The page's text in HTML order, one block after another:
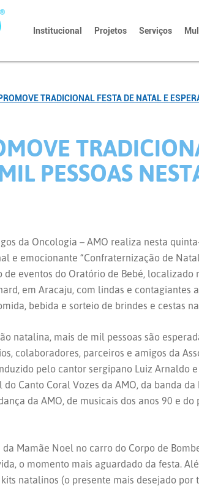
Institucional Projetos Serviços
TRADICIONAL FESTA DE NATAL E
PESSOAS
da Oncologia – AMO realiza nesta
e emocionante “Confraternização de
de eventos do Oratório de Bebé, localizado
em Aracaju, com lindas e contagiantes
bebida e sorteio de brindes e cestas
natalina, mais de mil pessoas são
colaboradores, parceiros e amigos da
pelo cantor sergipano Luiz Arnaldo
Canto Coral Vozes da AMO, da banda
da AMO, de musicais dos anos 90 e do
da Mamãe Noel no carro do Corpo de
o momento mais aguardado da festa.
natalinos (o presente mais desejado por